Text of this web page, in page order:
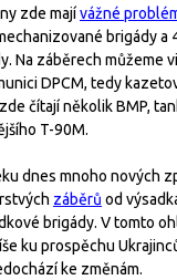
zde majívážné
brigády a
Na záběrech můžeme
DPCM, tedy
čítají několik BMP,
T-90M.
dnes mnoho nových
záběrů od
brigády. V tomto
ku prospěchu
ke změnám.